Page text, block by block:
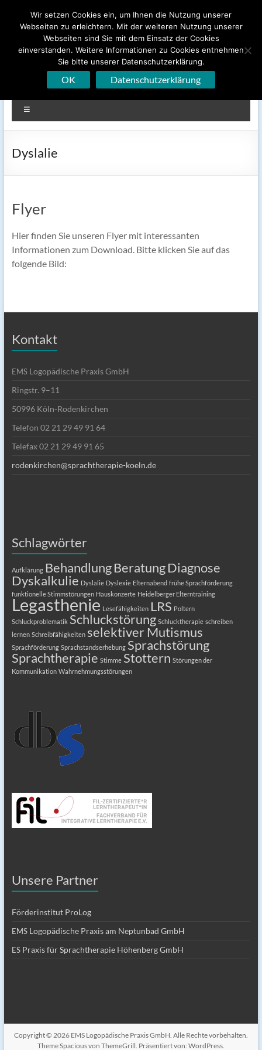
InhaltEMS Logopädische Praxis
GmbH
Ringstr. 9-11 ▪ 50996 Köln-Rodenkirchen
Dyslalie
Flyer
Hier finden Sie unseren Flyer mit interessanten
Informationen zum Download. Bitte klicken Sie auf das
folgende Bild:
Kontakt
EMSLogopädische Praxis GmbH
Ringstr. 9–11
50996 Köln-Rodenkirchen
Telefon 02 21 29 49 91 64
Telefax 02 21 29 49 91 65
rodenkirchen@sprachtherapie-koeln.de
Schlagwörter
Aufklärung BehandlungBeratungDiagnose
Dyskalkulie Dyslalie Dyslexie Elternabend frühe Sprachförderung
funktionelle Stimmstörungen Hauskonzerte Heidelberger Elterntraining
Legasthenie Lesefähigkeiten LRS Poltern
Schluckproblematik Schluckstörung Schlucktherapie schreiben
lernen Schreibfähigkeiten selektiver Mutismus
Sprachförderung Sprachstandserhebung Sprachstörung
Sprachtherapie Stimme Stottern Störungen der
Kommunikation Wahrnehmungsstörungen
Unsere Partner
Förderinstitut ProLog
EMSLogopädische Praxis am Neptunbad GmbH
ESPraxis für Sprachtherapie Höhenberg GmbH
Copyright © 2026 EMS Logopädische Praxis GmbH. Alle Rechte vorbehalten.
ThemeSpaciousvon ThemeGrill. Präsentiert von: WordPress.
Wir setzen Cookies ein, um Ihnen die Nutzung unserer
Webseiten zu erleichtern. Mit der weiteren Nutzung unserer
Webseiten sind Sie mit dem Einsatz der Cookies
einverstanden. Weitere Informationen zu Cookies entnehmen
Sie bitte unserer Datenschutzerklärung.
OK Datenschutzerklärung